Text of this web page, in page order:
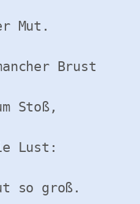
Mut.
Brust
Stoß,
Lust:
so groß.